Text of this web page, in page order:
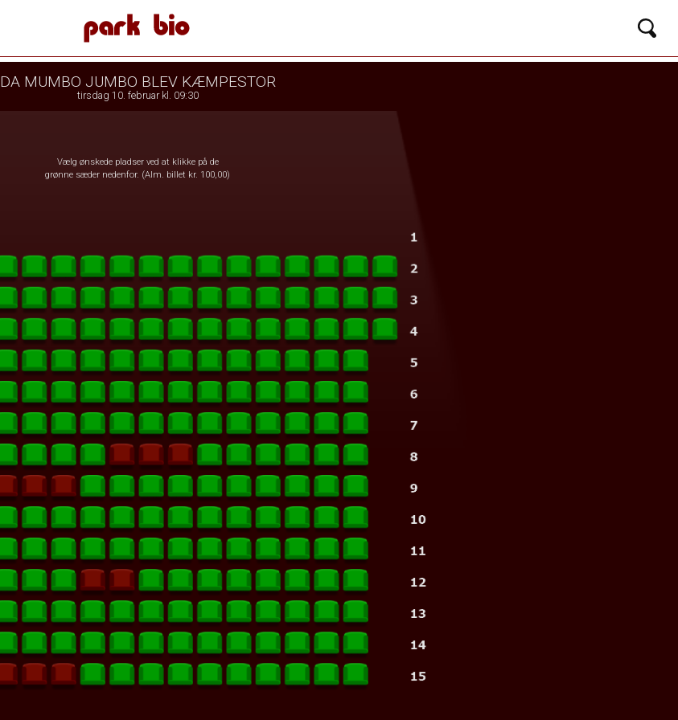
DA MUMBO JUMBO BLEV KÆMPESTOR
tirsdag 10. februar kl. 09:30
Vælg ønskede pladser ved at klikke på de
grønne sæder nedenfor. (Alm. billet kr. 100,00)
1step-front02 060548